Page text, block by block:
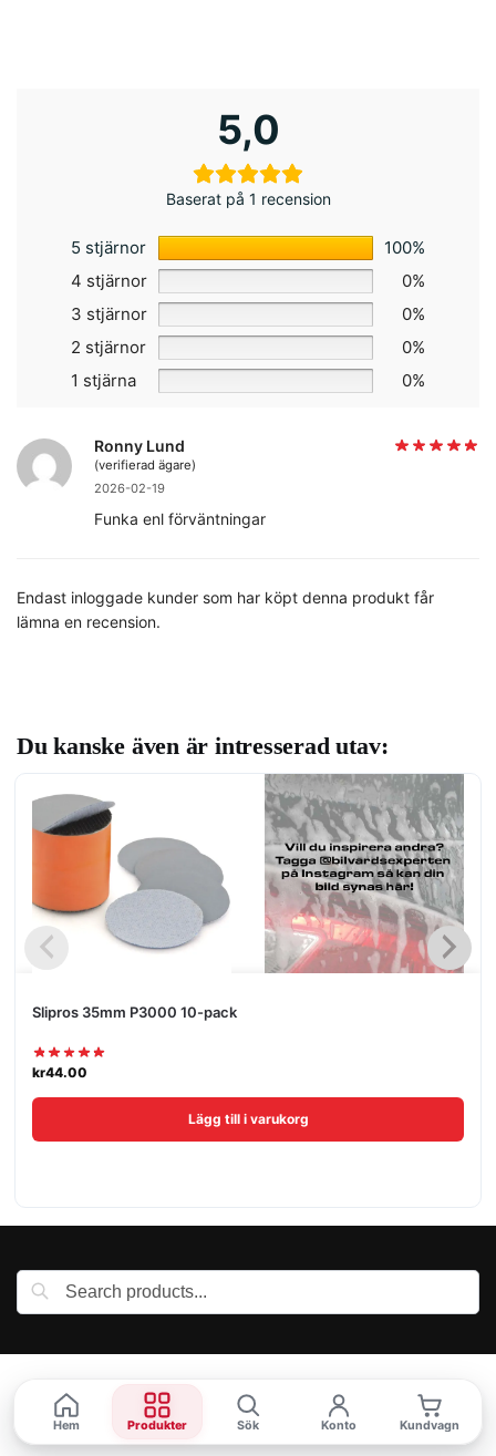
Hem Produkter Sök Konto Kundvagn
5,0
Baserat på 1 recension
5 stjärnor
100%
4 stjärnor
0%
3 stjärnor
0%
2 stjärnor
0%
1 stjärna
0%
Ronny Lund
(verifierad ägare)
2026-02-19
Funka enl förväntningar
Endast inloggade kunder som har köpt denna produkt får
lämna en recension.
Du kanske även är intresserad utav:
Slipros 35mm P3000 10-pack
kr44.00
Lägg till i varukorg